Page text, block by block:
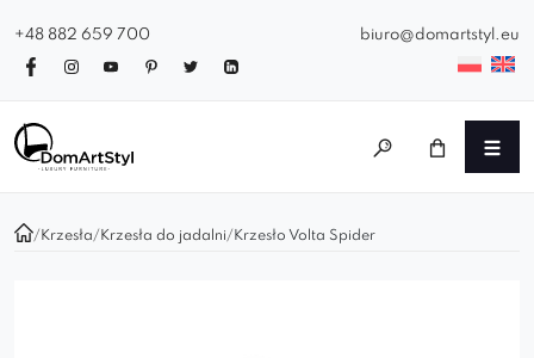
+48 882 659 700 biuro@domartstyl.eu
/ Krzesła/ Krzesła do jadalni/ Krzesło Volta Spider